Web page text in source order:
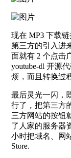
现在 MP3 下载
第三方的引入进
面就有 2 个点击
youtube-dl 开源
烦，而且转换过
最后灵光一闪，
行了，把第三方
三方网站的按钮
了人家的服务器
小时把域名、网
Store.